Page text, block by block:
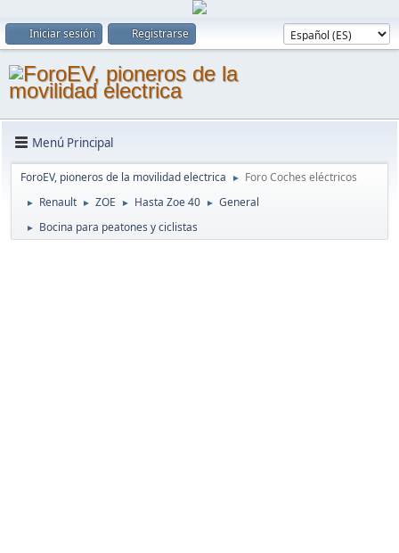
Iniciar sesión Registrarse
Menú Principal
ForoEV, pioneros de la movilidad electrica ► Foro Coches eléctricos
► Renault ► ZOE ► Hasta Zoe 40 ► General
► Bocina para peatones y ciclistas